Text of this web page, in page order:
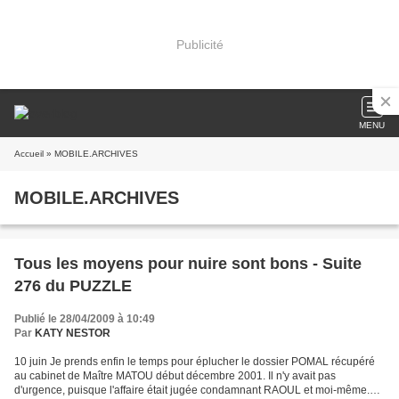
Publicité
MENU
Accueil » MOBILE.ARCHIVES
MOBILE.ARCHIVES
Tous les moyens pour nuire sont bons - Suite
276 du PUZZLE
Publié le 28/04/2009 à 10:49
Par KATY NESTOR
10 juin Je prends enfin le temps pour éplucher le dossier POMAL récupéré
au cabinet de Maître MATOU début décembre 2001. Il n'y avait pas
d'urgence, puisque l'affaire était jugée condamnant RAOUL et moi-même.